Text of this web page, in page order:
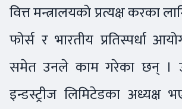
वित्त मन्त्रालयको प्रत्यक्ष करका
फोर्स र भारतीय प्रतिस्पर्धा
समेत उनले काम गरेका छन् ।
इन्डस्ट्रीज लिमिटेडका